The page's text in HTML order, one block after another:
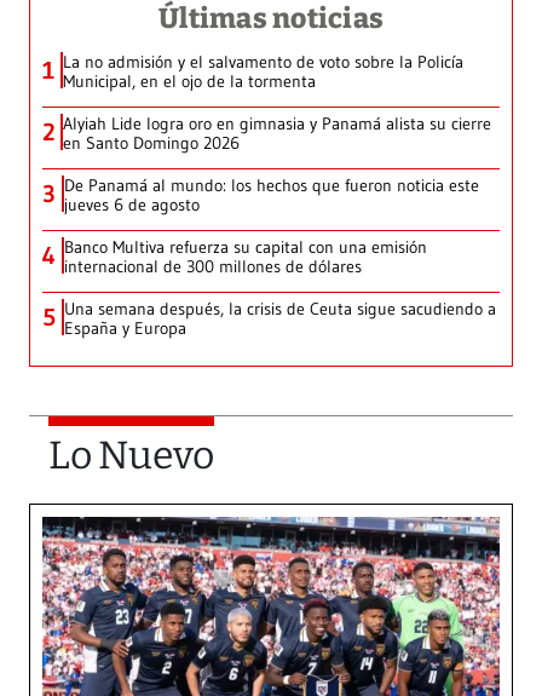
Últimas noticias
1 La no admisión y el salvamento de voto sobre la Policía
Municipal, en el ojo de la tormenta
2 Alyiah Lide logra oro en gimnasia y Panamá alista su cierre
en Santo Domingo 2026
3 De Panamá al mundo: los hechos que fueron noticia este
jueves 6 de agosto
4 Banco Multiva refuerza su capital con una emisión
internacional de 300 millones de dólares
5 Una semana después, la crisis de Ceuta sigue sacudiendo a
España y Europa
Lo Nuevo